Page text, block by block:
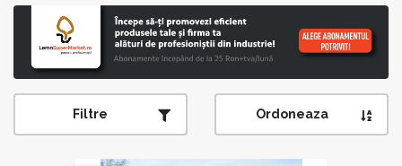
Filtre Ordoneaza